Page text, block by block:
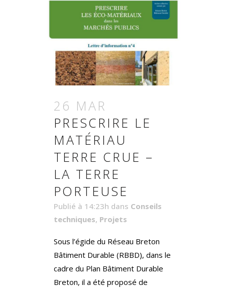
26 MAR
PRESCRIRE LE
MATÉRIAU
TERRE CRUE –
LA TERRE
PORTEUSE
Publié à 14:23h dans Conseils
techniques, Projets
Sous l’égide du Réseau Breton
Bâtiment Durable (RBBD), dans le
cadre du Plan Bâtiment Durable
Breton, il a été proposé de